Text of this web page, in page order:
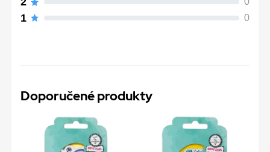
1 0
Doporučené produkty